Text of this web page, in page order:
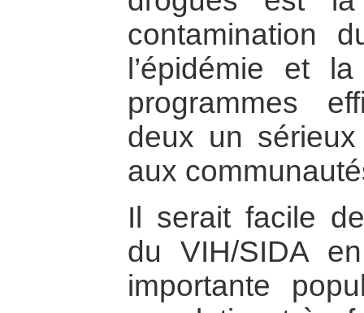
contamination
l’épidémie et
programmes
deux un
aux
Il serait facile
du VIH/SIDA
importante